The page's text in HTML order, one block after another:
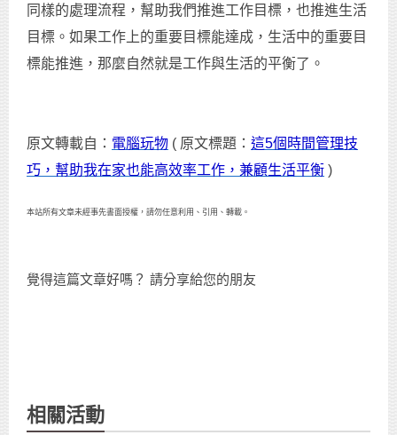
同樣的處理流程，幫助我們推進工作目標，也推進生活
目標。如果工作上的重要目標能達成，生活中的重要目
標能推進，那麼自然就是工作與生活的平衡了。
原文轉載自： 電腦玩物 ( 原文標題： 這5個時間管理技
巧，幫助我在家也能高效率工作，兼顧生活平衡 )
本站所有文章未經事先書面授權，請勿任意利用、引用、轉載。
覺得這篇文章好嗎？ 請分享給您的朋友
相關活動